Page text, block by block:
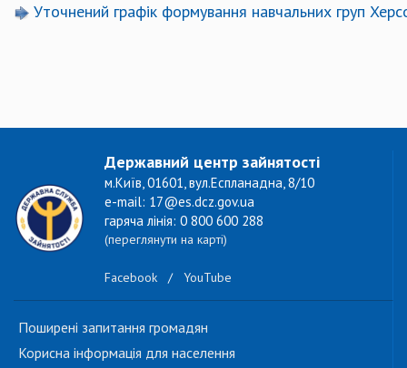
Уточнений графік формування навчальних груп
Державний центр зайнятості
м.Київ, 01601, вул.Еспланадна, 8/10
e-mail: 17@es.dcz.gov.ua
гаряча лінія: 0 800 600 288
(переглянути на карті)
Facebook / YouTube
Поширені запитання громадян
Корисна інформація для населення